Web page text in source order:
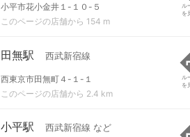
小平市花小金井１-１０-５
このページの店舗から 154 m
ル
を
田無駅 西武新宿線
西東京市田無町４-１-１
このページの店舗から 2.4 km
ル
を
小平駅 西武新宿線 など